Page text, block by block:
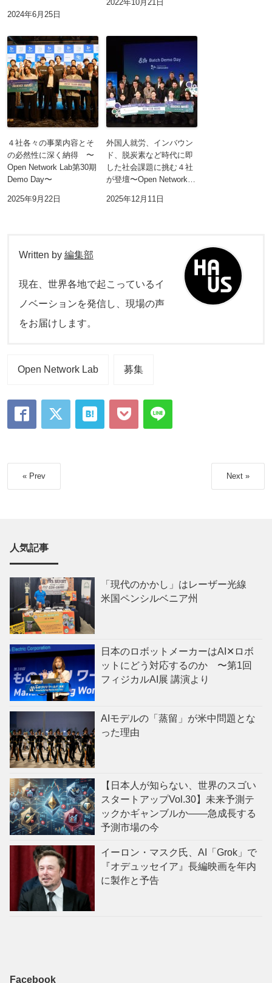
2024年6月25日
2022年10月21日
４社各々の事業内容とそ
の必然性に深く納得 〜
Open Network Lab第30期
Demo Day〜
2025年9月22日
外国人就労、インバウン
ド、脱炭素など時代に即
した社会課題に挑む４社
が登壇〜Open Network…
2025年12月11日
Written by 編集部
現在、世界各地で起こっているイ
ノベーションを発信し、現場の声
をお届けします。
Open Network Lab 募集
« Prev Next »
人気記事
「現代のかかし」はレーザー光線
米国ペンシルベニア州
日本のロボットメーカーはAI✕ロボ
ットにどう対応するのか 〜第1回
フィジカルAI展 講演より
AIモデルの「蒸留」が米中問題とな
った理由
【日本人が知らない、世界のスゴい
スタートアップVol.30】未来予測テ
ックかギャンブルか——急成長する
予測市場の今
イーロン・マスク氏、AI「Grok」で
『オデュッセイア』長編映画を年内
に製作と予告
Facebook